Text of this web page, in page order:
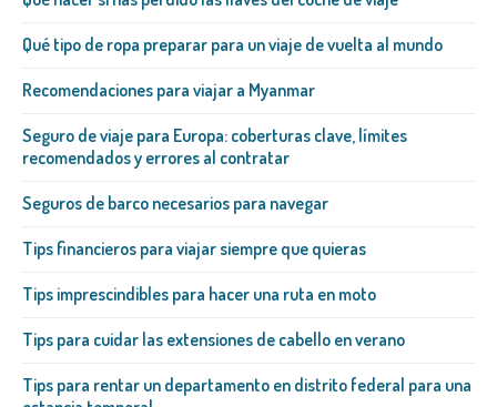
Qué tipo de ropa preparar para un viaje de vuelta al mundo
Recomendaciones para viajar a Myanmar
Seguro de viaje para Europa: coberturas clave, límites
recomendados y errores al contratar
Seguros de barco necesarios para navegar
Tips financieros para viajar siempre que quieras
Tips imprescindibles para hacer una ruta en moto
Tips para cuidar las extensiones de cabello en verano
Tips para rentar un departamento en distrito federal para una